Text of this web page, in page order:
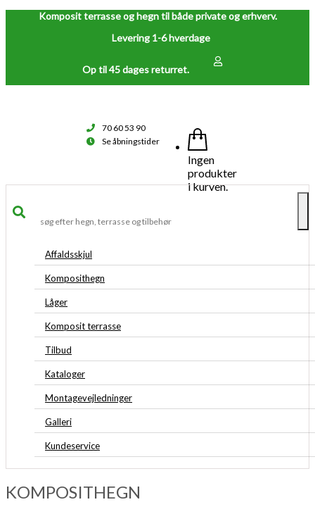
Komposit terrasse og hegn til både private og erhverv.
Levering 1-6 hverdage
Op til 45 dages returret.
70 60 53 90
Se åbningstider
Ingen
produkter
i kurven.
Affaldsskjul
Komposithegn
Låger
Komposit terrasse
Tilbud
Kataloger
Montagevejledninger
Galleri
Kundeservice
KOMPOSITHEGN